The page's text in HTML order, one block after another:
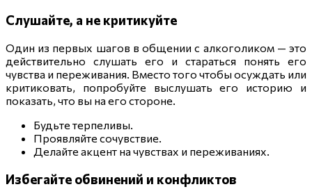
Слушайте, а не критикуйте
Один из первых шагов в общении с алкоголиком — это
действительно слушать его и стараться понять его
чувства и переживания. Вместо того чтобы осуждать или
критиковать, попробуйте выслушать его историю и
показать, что вы на его стороне.
Будьте терпеливы.
Проявляйте сочувствие.
Делайте акцент на чувствах и переживаниях.
Избегайте обвинений и конфликтов